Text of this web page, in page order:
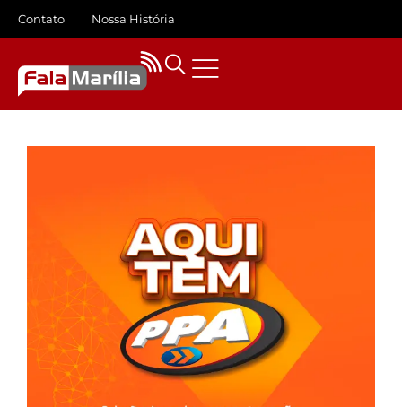
Contato Nossa História